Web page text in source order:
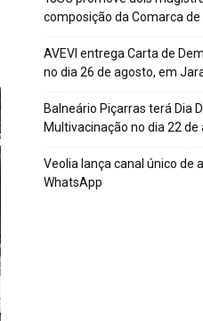
composição da Comarca
AVEVI entrega Carta de
no dia 26 de agosto, em
Balneário Piçarras terá Dia
Multivacinação no dia 22 de
Veolia lança canal único de
WhatsApp